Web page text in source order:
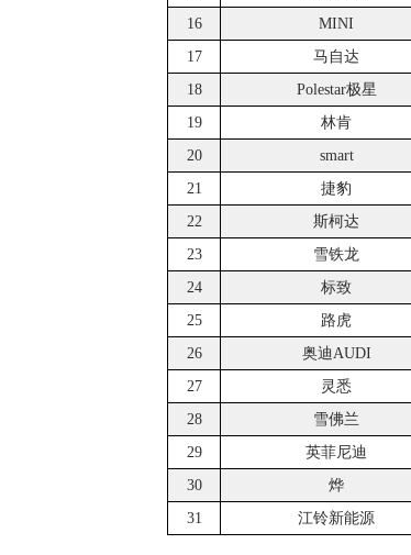
16
MINI
17
马自达
18
Polestar极星
19
林肯
20
smart
21
捷豹
22
斯柯达
23
雪铁龙
24
标致
25
路虎
26
奥迪AUDI
27
灵悉
28
雪佛兰
29
英菲尼迪
30
烨
31
江铃新能源